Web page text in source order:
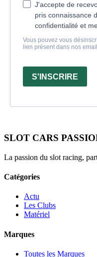
J'accepte de
pris connaissance
confidentialité et
Vous pouvez vous
lien présent dans nos
S'INSCRIRE
SLOT CARS
La passion du slot racing,
Catégories
Actu
Les Clubs
Matériel
Marques
Toutes les Marques